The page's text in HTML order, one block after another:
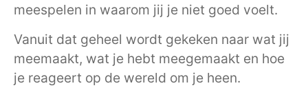
meespelen in waarom jij je niet goed voelt.
Vanuit dat geheel wordt gekeken naar wat jij
meemaakt, wat je hebt meegemaakt en hoe
je reageert op de wereld om je heen.